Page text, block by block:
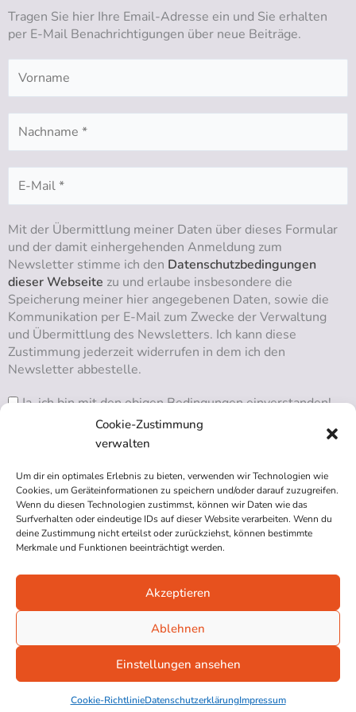
Cookie-Zustimmung
verwalten
Um dir ein optimales Erlebnis zu bieten, verwenden wir Technologien wie
Cookies, um Geräteinformationen zu speichern und/oder darauf zuzugreifen.
Wenn du diesen Technologien zustimmst, können wir Daten wie das
Surfverhalten oder eindeutige IDs auf dieser Website verarbeiten. Wenn du
deine Zustimmung nicht erteilst oder zurückziehst, können bestimmte
Merkmale und Funktionen beeinträchtigt werden.
Akzeptieren
Ablehnen
Einstellungen ansehen
Cookie-RichtlinieDatenschutzerklärungImpressum
e r
a
m
o
k
i
n
Tragen Sie hier Ihre Email-Adresse ein und Sie erhalten
per E-Mail Benachrichtigungen über neue Beiträge.
Mit der Übermittlung meiner Daten über dieses Formular
und der damit einhergehenden Anmeldung zum
Newsletter stimme ich den Datenschutzbedingungen
dieser Webseite zu und erlaube insbesondere die
Speicherung meiner hier angegebenen Daten, sowie die
Kommunikation per E-Mail zum Zwecke der Verwaltung
und Übermittlung des Newsletters. Ich kann diese
Zustimmung jederzeit widerrufen in dem ich den
Newsletter abbestelle.
Ja, ich bin mit den obigen Bedingungen einverstanden!
RSS ABONNIEREN
Cookie-Richtlinie (EU)
© 2026 Blindgaengerin.com